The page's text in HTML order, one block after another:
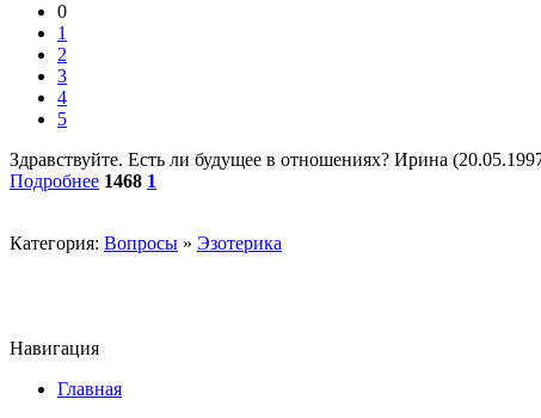
0
1
2
3
4
5
Здравствуйте. Есть ли будущее в отношениях? Ирина
Подробнее 1468 1
Категория: Вопросы » Эзотерика
Навигация
Главная